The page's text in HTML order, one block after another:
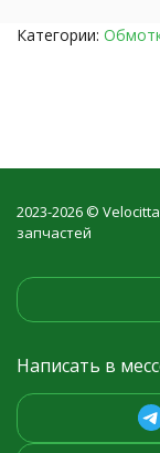
Категории:
2023-2026 ©
запчастей
Написать в